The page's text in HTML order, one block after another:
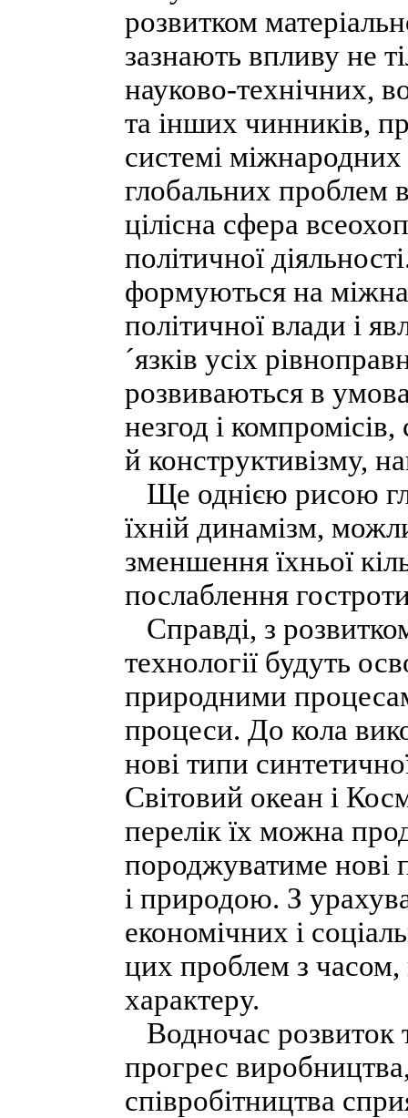
розвитком
зазнають впливу не
науково-технічних,
та інших чинників,
системі
глобальних проблем
цілісна сфера
політичної
формуються на
політичної влади і
´язків усіх
розвиваються в
незгод і
й конструктивізму,
Ще однією рисою
їхній динамізм,
зменшення їхньої
послаблення
Справді, з
технології будуть
природними
процеси. До кола
нові типи
Світовий океан і
перелік їх можна
породжуватиме
і природою. З
економічних і
цих проблем з часом,
характеру.
Водночас розвиток
прогрес
співробітництва